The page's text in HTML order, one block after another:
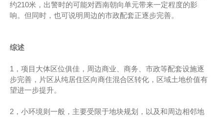
约210米，出警时的可能对西南朝向单元带来一定程度的影
响。但同时，也可说明周边的市政配套正逐步完善。
综述
1，项目大体区位俱佳，周边商业、商务、市政等配套设施逐
步完善，片区从纯居住区向商住混合区转化，区域土地价值有
望进一步提升。
2，小环境则一般，主要受限于地块规划，以及和周边相邻地